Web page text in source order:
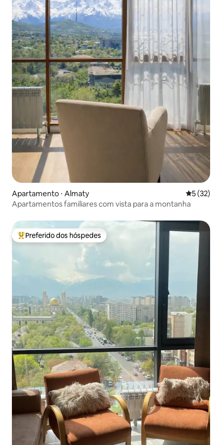
Apartamento ⋅ Almaty 5 de uma
5 (32)
Apartamentos familiares com vista para a montanha
Entre os melhores preferidos dos hóspedes
Preferido dos hóspedes